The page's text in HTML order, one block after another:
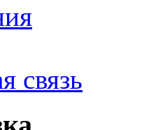
связь